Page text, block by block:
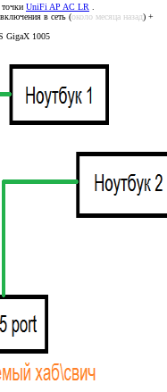
UniFi AP AC LR
в сеть (около месяца назад) +
GigaX 1005